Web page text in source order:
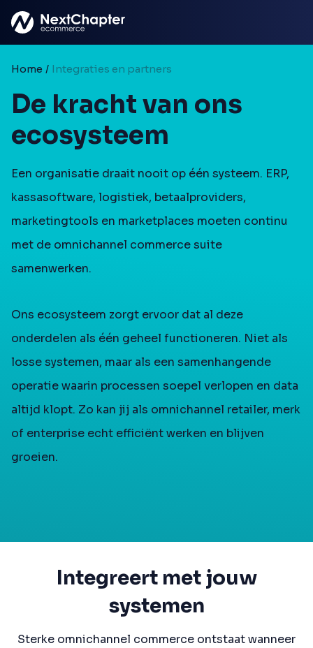
Home / Integraties en partners
De kracht van ons
ecosysteem
Een organisatie draait nooit op één systeem. ERP,
kassasoftware, logistiek, betaalproviders,
marketingtools en marketplaces moeten continu
met de omnichannel commerce suite
samenwerken.
Ons ecosysteem zorgt ervoor dat al deze
onderdelen als één geheel functioneren. Niet als
losse systemen, maar als een samenhangende
operatie waarin processen soepel verlopen en data
altijd klopt. Zo kan jij als omnichannel retailer, merk
of enterprise echt efficiënt werken en blijven
groeien.
Integreert met jouw
systemen
Sterke omnichannel commerce ontstaat wanneer